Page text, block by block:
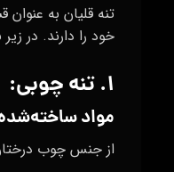
تنه قلیان به
خود را دارند. در
۱. تنه چوبی:
مواد
از جنس چوب